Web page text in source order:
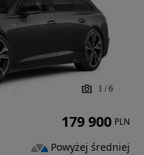
1 / 6
179 900 PLN
Powyżej średniej